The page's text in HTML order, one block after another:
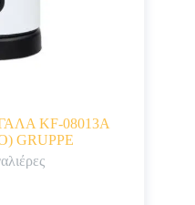
KF-08013A
GRUPPE